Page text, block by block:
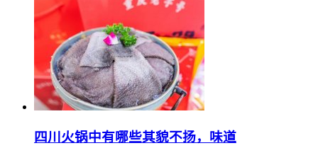
四川火锅中有哪些其貌不扬，味道